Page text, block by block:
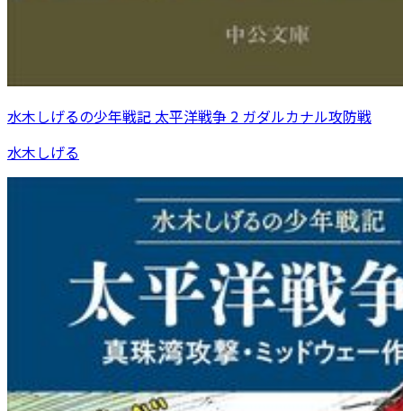
水木しげるの少年戦記 太平洋戦争 2 ガダルカナル攻防戦
水木しげる